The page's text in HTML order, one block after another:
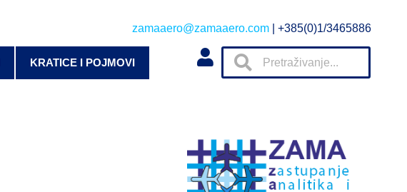
zamaaero@zamaaero.com | +385(0)1/3465886
KRATICE I POJMOVI